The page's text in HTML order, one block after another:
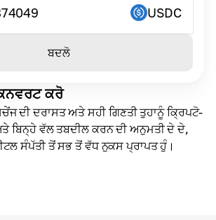
ਕਰੋ
ਦੀ ਦਰਾਸਤ ਅਤੇ ਸਹੀ ਗਿਣਤੀ ਤੁਹਾਨੂੰ ਕ੍ਰਿਪਟੋ-
ਬਿਨ੍ਹੇ ਵੱਲ ਤਬਦੀਲ ਕਰਨ ਦੀ ਅਨੁਮਤੀ ਦੇ ਦੇ,
ਸੰਪੱਤੀ ਤੋਂ ਸਭ ਤੋਂ ਵੱਧ ਨੁਕਸ ਪ੍ਰਾਪਤ ਹੁੰ।
USDC
ਬਦਲੋ